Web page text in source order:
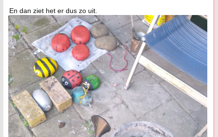
En dan ziet het er dus zo uit.